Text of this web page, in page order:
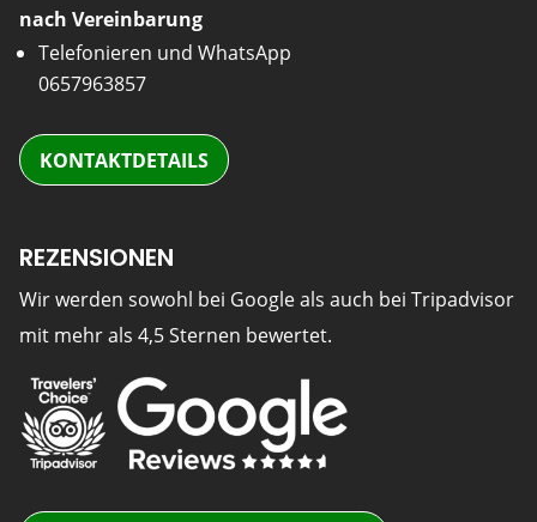
nach Vereinbarung
Telefonieren und WhatsApp
0657963857
KONTAKTDETAILS
REZENSIONEN
Wir werden sowohl bei Google als auch bei Tripadvisor
mit mehr als 4,5 Sternen bewertet.